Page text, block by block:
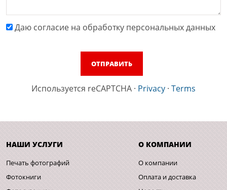
Даю cогласие на обработку персональных данных
Используется reCAPTCHA · Privacy · Terms
НАШИ УСЛУГИ
Печать фотографий
Фотокниги
О КОМПАНИИ
О компании
Оплата и доставка